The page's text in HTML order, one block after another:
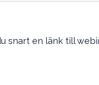
snart en länk till